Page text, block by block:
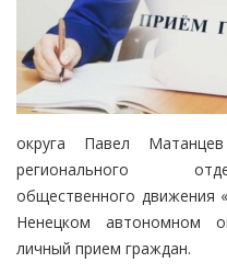
округа Павел
регионального
общественного движения
Ненецком автономном
личный прием граждан.